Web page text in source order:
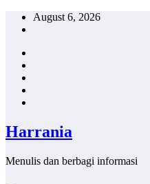
Skip
August 6, 2026
Harrania
Menulis dan berbagi informasi